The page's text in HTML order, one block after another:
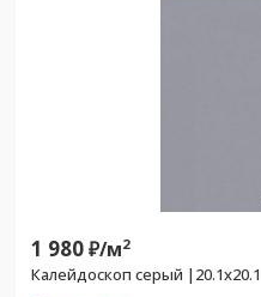
1 980₽/м2
Калейдоскоп серый |20.1x20.1